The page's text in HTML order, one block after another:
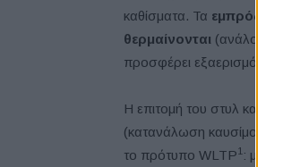
καθίσματα. Τα εμπρός
θερμαίνονται (ανάλογα
προσφέρει εξαερισμό και
Η επιτομή του στυλ και
(κατανάλωση καυσίμου
το πρότυπο WLTP1 :